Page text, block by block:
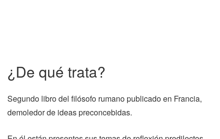
¿De qué trata?
Segundo libro del filósofo rumano publicado en Francia,
demoledor de ideas preconcebidas.